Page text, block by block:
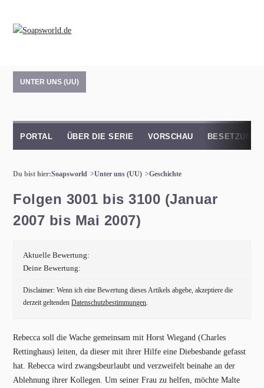
UNTER UNS (UU)
PORTAL ÜBER DIE SERIE VORSCHAU BESETZUNG
Du bist hier:Soapsworld Unter uns (UU) Geschichte
Folgen 3001 bis 3100 (Januar
2007 bis Mai 2007)
Aktuelle Bewertung:
Deine Bewertung:
Disclaimer: Wenn ich eine Bewertung dieses Artikels abgebe, akzeptiere die
derzeit geltendenDatenschutzbestimmungen.
Rebecca soll die Wache gemeinsam mit Horst Wiegand (Charles
Rettinghaus) leiten, da dieser mit ihrer Hilfe eine Diebesbande gefasst
hat. Rebecca wird zwangsbeurlaubt und verzweifelt beinahe an der
Ablehnung ihrer Kollegen. Um seiner Frau zu helfen, möchte Malte